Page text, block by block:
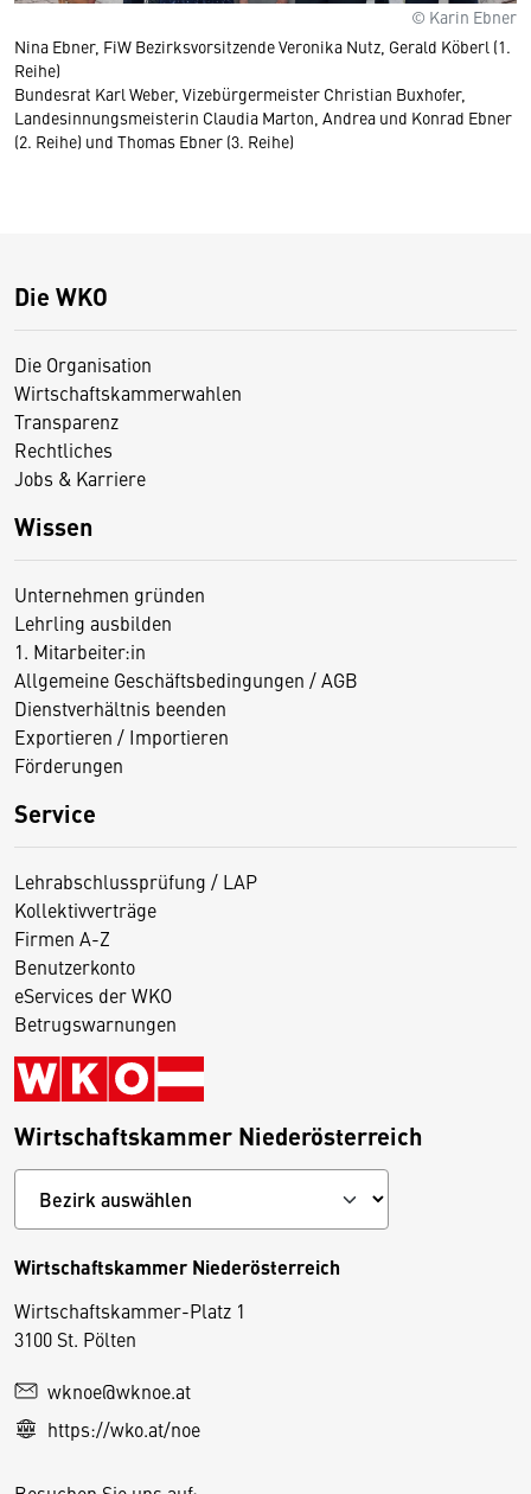
© Karin Ebner
Nina Ebner, FiW Bezirksvorsitzende Veronika Nutz, Gerald Köberl (1.
Reihe)
Bundesrat Karl Weber, Vizebürgermeister Christian Buxhofer,
Landesinnungsmeisterin Claudia Marton, Andrea und Konrad Ebner
(2. Reihe) und Thomas Ebner (3. Reihe)
Die WKO
Die Organisation
Wirtschaftskammerwahlen
Transparenz
Rechtliches
Jobs & Karriere
Wissen
Unternehmen gründen
Lehrling ausbilden
1. Mitarbeiter:in
Allgemeine Geschäftsbedingungen / AGB
Dienstverhältnis beenden
Exportieren / Importieren
Förderungen
Service
Lehrabschlussprüfung / LAP
Kollektivverträge
Firmen A-Z
Benutzerkonto
eServices der WKO
Betrugswarnungen
Wirtschaftskammer Niederösterreich
Wirtschaftskammer Niederösterreich
Wirtschaftskammer-Platz 1
3100 St. Pölten
wknoe@wknoe.at
https://wko.at/noe
D
e
s